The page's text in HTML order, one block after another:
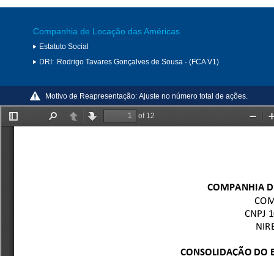
Companhia de Locação das Américas
Estatuto Social
DRI: Rodrigo Tavares Gonçalves de Sousa - (FCA V1)
Motivo de Reapresentação: Ajuste no número total de ações.